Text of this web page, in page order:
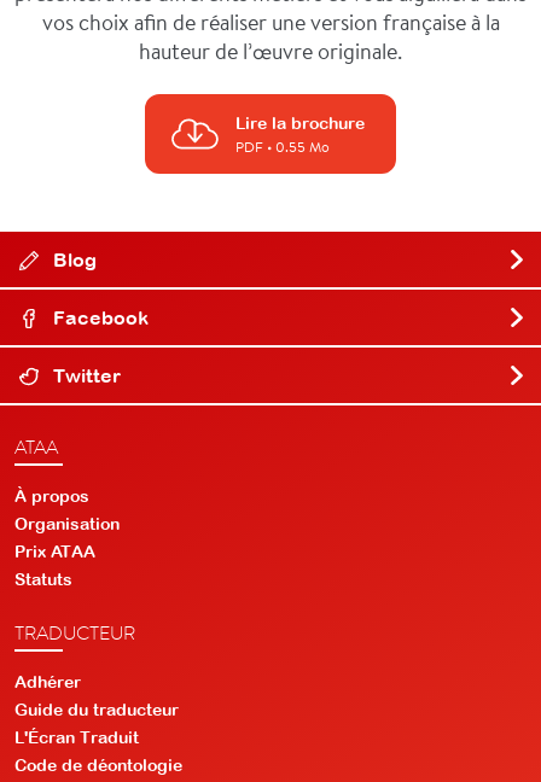
vos choix afin de réaliser une version française à la
hauteur de l’œuvre originale.
Lire la brochure
PDF• 0.55 Mo
Blog
Facebook
Twitter
ATAA
À propos
Organisation
Prix ATAA
Statuts
TRADUCTEUR
Adhérer
Guide du traducteur
L'Écran Traduit
Code de déontologie